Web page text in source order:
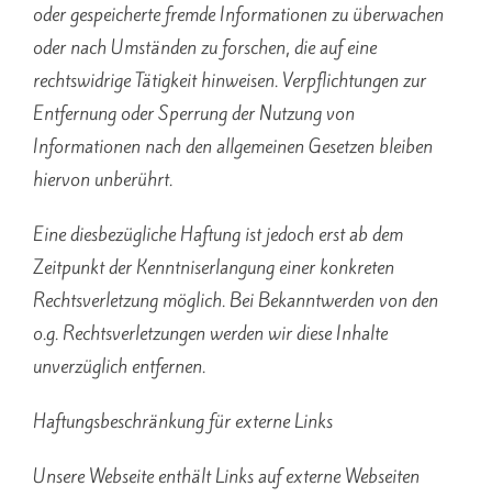
oder gespeicherte fremde Informationen zu überwachen
oder nach Umständen zu forschen, die auf eine
rechtswidrige Tätigkeit hinweisen. Verpflichtungen zur
Entfernung oder Sperrung der Nutzung von
Informationen nach den allgemeinen Gesetzen bleiben
hiervon unberührt.
Eine diesbezügliche Haftung ist jedoch erst ab dem
Zeitpunkt der Kenntniserlangung einer konkreten
Rechtsverletzung möglich. Bei Bekanntwerden von den
o.g. Rechtsverletzungen werden wir diese Inhalte
unverzüglich entfernen.
Haftungsbeschränkung für externe Links
Unsere Webseite enthält Links auf externe Webseiten